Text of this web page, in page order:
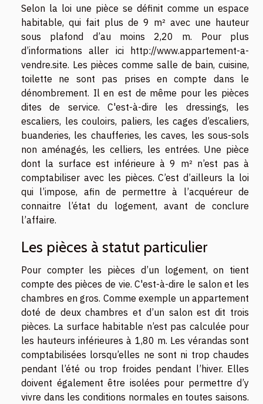
Selon la loi une pièce se définit comme un espace
habitable, qui fait plus de 9 m² avec une hauteur
sous plafond d’au moins 2,20 m. Pour plus
d’informations aller ici
http://www.appartement-a-
vendre.site. Les pièces comme salle de bain, cuisine,
toilette ne sont pas prises en compte dans le
dénombrement. Il en est de même pour les pièces
dites de service. C'est-à-dire les dressings, les
escaliers, les couloirs, paliers, les cages d’escaliers,
buanderies, les chaufferies, les caves, les sous-sols
non aménagés, les celliers, les entrées. Une pièce
dont la surface est inférieure à 9 m² n’est pas à
comptabiliser avec les pièces. C’est d’ailleurs la loi
qui l’impose, afin de permettre à l’acquéreur de
connaitre l’état du logement, avant de conclure
l’affaire.
Les pièces à statut particulier
Pour compter les pièces d’un logement, on tient
compte des pièces de vie. C'est-à-dire le salon et les
chambres en gros. Comme exemple un appartement
doté de deux chambres et d’un salon est dit trois
pièces. La surface habitable n’est pas calculée pour
les hauteurs inférieures à 1,80 m. Les vérandas sont
comptabilisées lorsqu’elles ne sont ni trop chaudes
pendant l’été ou trop froides pendant l’hiver. Elles
doivent également être isolées pour permettre d’y
vivre dans les conditions normales en toutes saisons.